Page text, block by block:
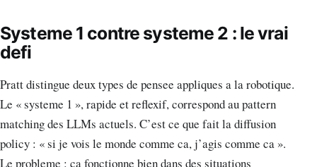
Systeme 1 contre systeme 2 : le vrai
defi
Pratt distingue deux types de pensee appliques a la robotique.
Le « systeme 1 », rapide et reflexif, correspond au pattern
matching des LLMs actuels. C’est ce que fait la diffusion
policy : « si je vois le monde comme ca, j’agis comme ca ».
Le probleme : ca fonctionne bien dans des situations